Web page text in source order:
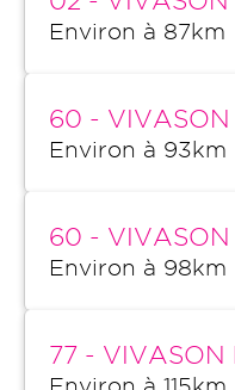
Environ à 87km
60 - VIVASON
Environ à 93km
60 - VIVASON
Environ à 98km
77 - VIVASON